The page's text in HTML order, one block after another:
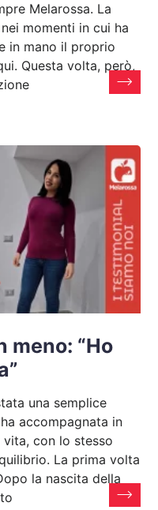
Melarossa. La
momenti in cui ha
in mano il proprio
Questa volta, però,
meno: “Ho
una semplice
accompagnata in
con lo stesso
La prima volta
la nascita della